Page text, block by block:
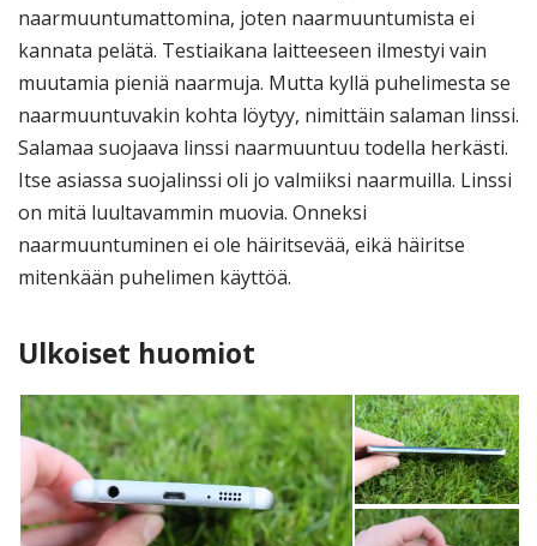
naarmuuntumattomina, joten naarmuuntumista ei
kannata pelätä. Testiaikana laitteeseen ilmestyi vain
muutamia pieniä naarmuja. Mutta kyllä puhelimesta se
naarmuuntuvakin kohta löytyy, nimittäin salaman linssi.
Salamaa suojaava linssi naarmuuntuu todella herkästi.
Itse asiassa suojalinssi oli jo valmiiksi naarmuilla. Linssi
on mitä luultavammin muovia. Onneksi
naarmuuntuminen ei ole häiritsevää, eikä häiritse
mitenkään puhelimen käyttöä.
Ulkoiset huomiot